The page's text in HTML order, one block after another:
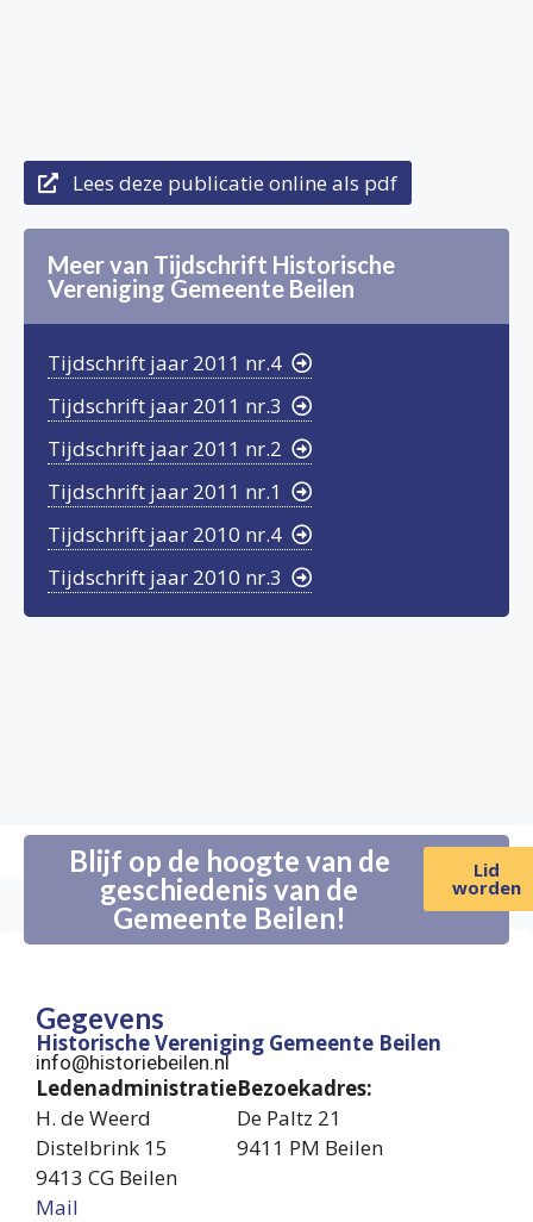
Lees deze publicatie online als pdf
Meer van Tijdschrift Historische
Vereniging Gemeente Beilen
Tijdschrift jaar 2011 nr.4
Tijdschrift jaar 2011 nr.3
Tijdschrift jaar 2011 nr.2
Tijdschrift jaar 2011 nr.1
Tijdschrift jaar 2010 nr.4
Tijdschrift jaar 2010 nr.3
Blijf op de hoogte van de
geschiedenis van de
Gemeente Beilen!
Lid
worden
Gegevens
Historische Vereniging Gemeente Beilen
info@historiebeilen.nl
Ledenadministratie
H. de Weerd
Distelbrink 15
9413 CG Beilen
Mail
Bezoekadres:
De Paltz 21
9411 PM Beilen